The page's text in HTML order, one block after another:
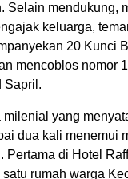
Selain mendukung,
keluarga,
20 Kunci
mencoblos nomor
Sapril.
yang
dua kali menemui
Pertama di Hotel
rumah warga